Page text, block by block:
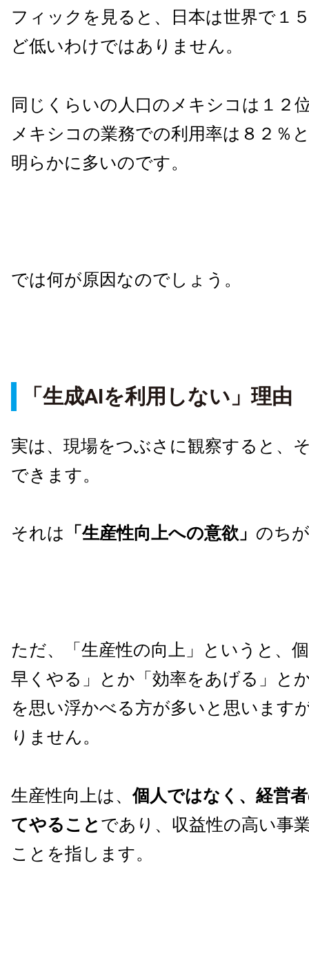
フィックを見ると、日本は世界で１
ど低いわけではありません。
同じくらいの人口のメキシコは１２
メキシコの業務での利用率は８２％
明らかに多いのです。
では何が原因なのでしょう。
「生成AIを利用しない」理由
実は、現場をつぶさに観察すると、
できます。
それは 「生産性向上への意欲」 のち
ただ、「生産性の向上」というと、
早くやる」とか「効率をあげる」と
を思い浮かべる方が多いと思います
りません。
生産性向上は、個人ではなく、経営
てやること であり、収益性の高い事
ことを指します。